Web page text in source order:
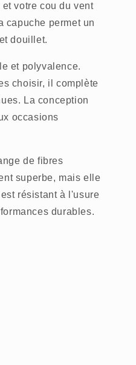
votre cou du vent
capuche permet un
douillet.
et polyvalence.
choisir, il complète
La conception
occasions
de fibres
superbe, mais elle
résistant à l'usure
durables.